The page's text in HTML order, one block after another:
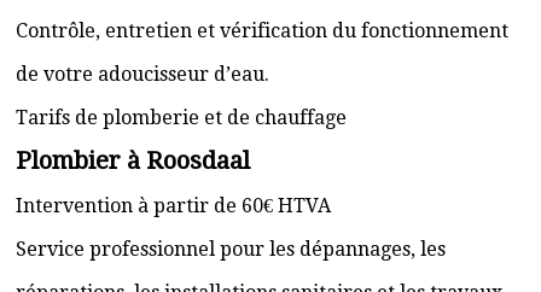
Contrôle, entretien et vérification du fonctionnement
de votre adoucisseur d’eau.
Tarifs de plomberie et de chauffage
Plombier à Roosdaal
Intervention à partir de 60€ HTVA
Service professionnel pour les dépannages, les